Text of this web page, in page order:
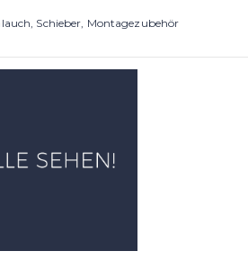
Schieber, Montagezubehör